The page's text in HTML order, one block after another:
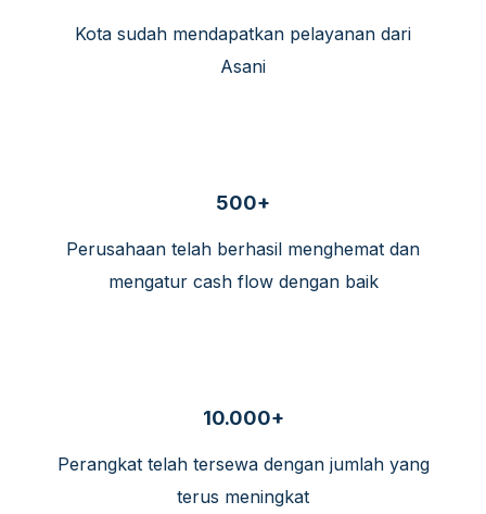
Kota sudah mendapatkan pelayanan dari
Asani
500+
Perusahaan telah berhasil menghemat dan
mengatur cash flow dengan baik
10.000+
Perangkat telah tersewa dengan jumlah yang
terus meningkat